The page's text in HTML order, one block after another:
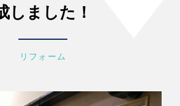
しました！
リフォーム